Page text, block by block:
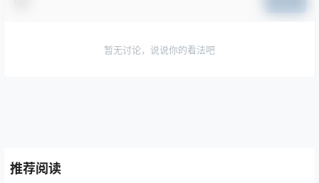
暂无讨论，说说你的看法吧
推荐阅读